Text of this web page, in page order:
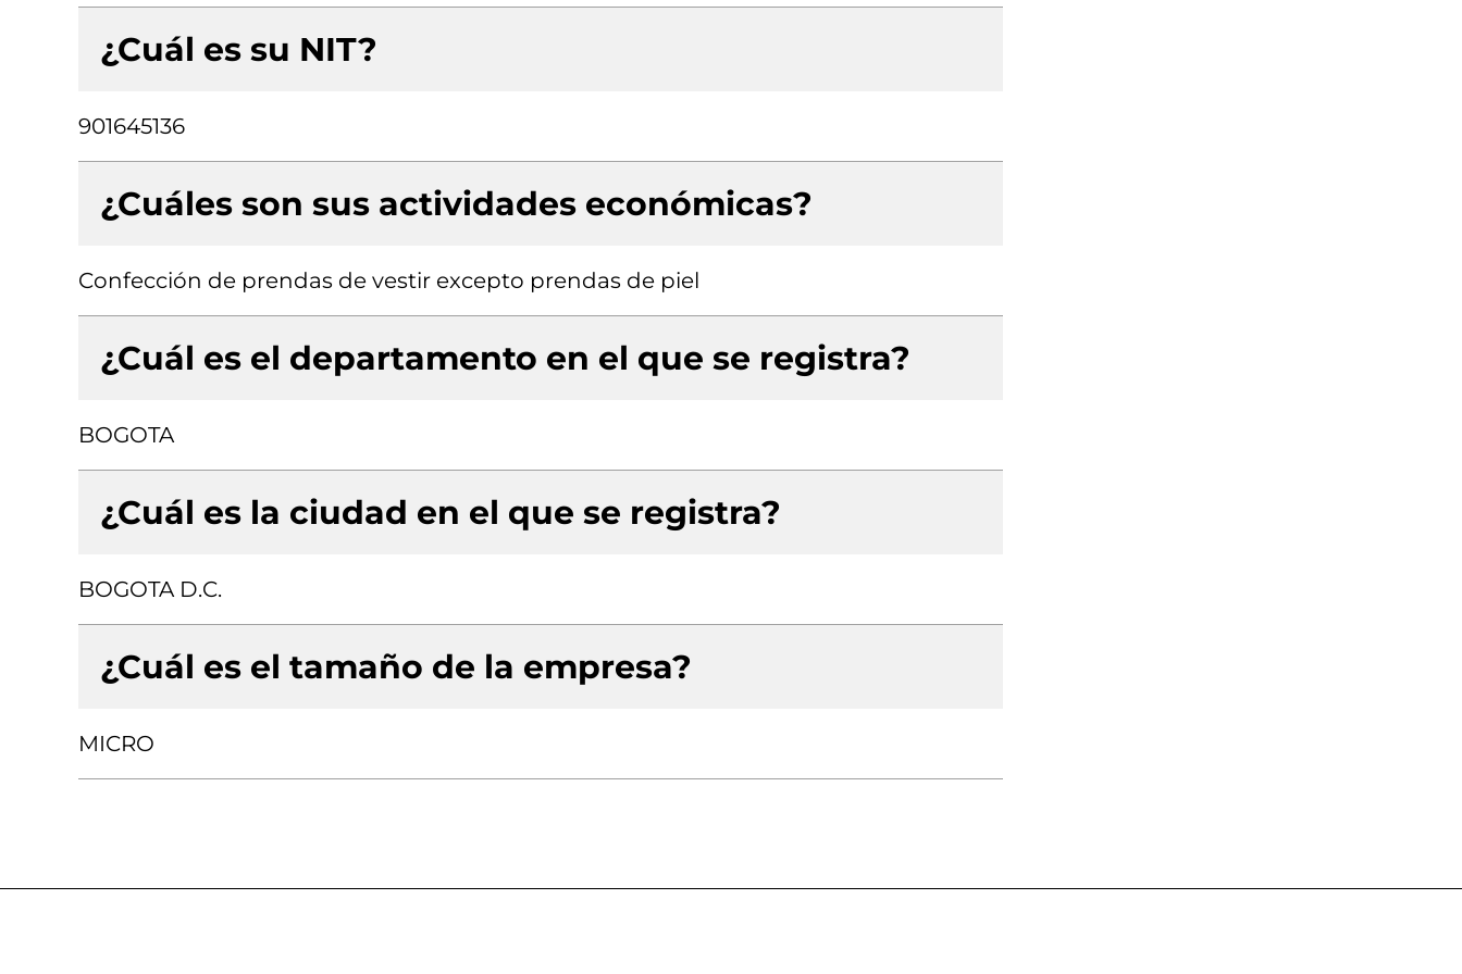
¿Cuál es su NIT?
901645136
¿Cuáles son sus actividades económicas?
Confección de prendas de vestir excepto prendas de piel
¿Cuál es el departamento en el que se registra?
BOGOTA
¿Cuál es la ciudad en el que se registra?
BOGOTA D.C.
¿Cuál es el tamaño de la empresa?
MICRO